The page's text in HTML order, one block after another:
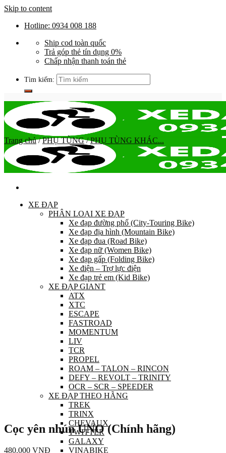
Skip to content
Hotline: 0934 008 188
Ship cod toàn quốc
Trả góp thẻ tín dụng 0%
Chấp nhận thanh toán thẻ
Tìm kiếm:
XE ĐẠP
PHÂN LOẠI XE ĐẠP
Xe đạp đường phố (City-Touring Bike)
Xe đạp địa hình (Mountain Bike)
Xe đạp đua (Road Bike)
Xe đạp nữ (Women Bike)
Xe đạp gấp (Folding Bike)
Xe điện – Trợ lực điện
Xe đạp trẻ em (Kid Bike)
XE ĐẠP GIANT
ATX
XTC
ESCAPE
FASTROAD
MOMENTUM
LIV
TCR
PROPEL
ROAM – TALON – RINCON
DEFY – REVOLT – TRINITY
OCR – SCR – SPEEDER
XE ĐẠP THEO HÃNG
TREK
TRINX
CHEVAUX
TWITTER
GALAXY
VINABIKE
Trang chủ / PHỤ TÙNG / PHỤ TÙNG KHÁC...
Cọc yên nhún UNO (Chính hãng)
480.000 VNĐ